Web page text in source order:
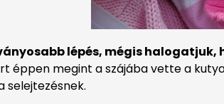
lépés, mégis halogatjuk,
éppen megint a szájába vette a
selejtezésnek.